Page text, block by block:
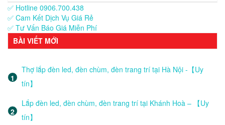
✅ Hotline 0906.700.438
✅ Cam Kết Dịch Vụ Giá Rẻ
✅ Tư Vấn Báo Giá Miễn Phí
BÀI VIẾT MỚI
Thợ lắp đèn led, đèn chùm, đèn trang trí tại Hà Nội -【Uy
tín】
Lắp đèn led, đèn chùm, đèn trang trí tại Khánh Hoà – 【Uy
tín】